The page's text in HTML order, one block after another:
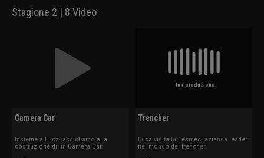
Stagione 2 | 8 Video
Camera Car
Insieme a Luca, assistiamo alla
costruzione di un Camera Car.
In riproduzione
Trencher
Luca visita la Tesmec, azienda leader
nel mondo dei trencher.